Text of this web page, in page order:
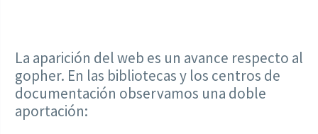
La aparición del web es un avance respecto al
gopher. En las bibliotecas y los centros de
documentación observamos una doble
aportación: